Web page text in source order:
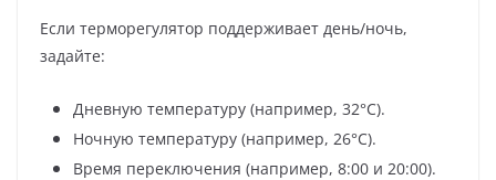
Если терморегулятор поддерживает день/ночь,
задайте:
Дневную температуру (например, 32°C).
Ночную температуру (например, 26°C).
Время переключения (например, 8:00 и 20:00).